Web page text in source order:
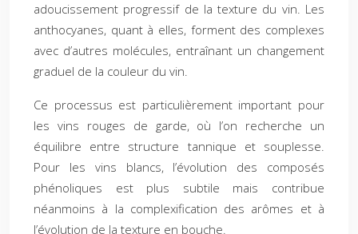
adoucissement progressif de la texture du vin. Les
anthocyanes, quant à elles, forment des complexes
avec d’autres molécules, entraînant un changement
graduel de la couleur du vin.
Ce processus est particulièrement important pour
les vins rouges de garde, où l’on recherche un
équilibre entre structure tannique et souplesse.
Pour les vins blancs, l’évolution des composés
phénoliques est plus subtile mais contribue
néanmoins à la complexification des arômes et à
l’évolution de la texture en bouche.